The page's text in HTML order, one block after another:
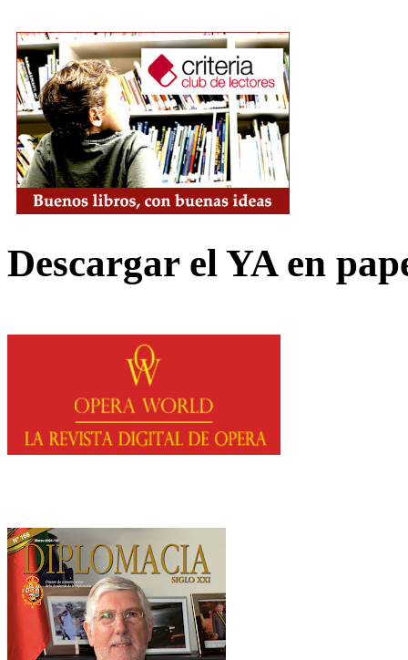
Descargar el YA en